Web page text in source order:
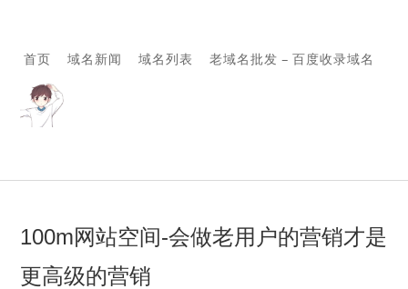
首页 域名新闻 域名列表 老域名批发 – 百度收录域名
100m网站空间-会做老用户的营销才是
更高级的营销